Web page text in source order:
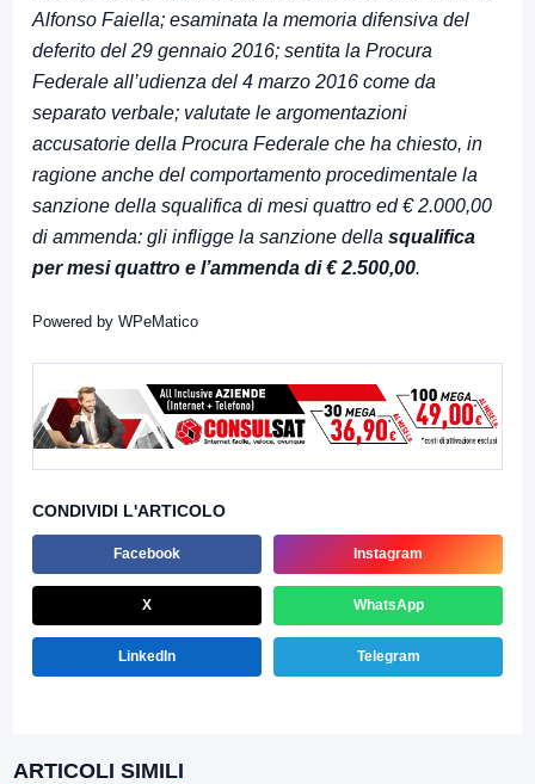
Alfonso Faiella; esaminata la memoria difensiva del
deferito del 29 gennaio 2016; sentita la Procura
Federale all’udienza del 4 marzo 2016 come da
separato verbale; valutate le argomentazioni
accusatorie della Procura Federale che ha chiesto, in
ragione anche del comportamento procedimentale la
sanzione della squalifica di mesi quattro ed € 2.000,00
di ammenda: gli infligge la sanzione della squalifica
per mesi quattro e l’ammenda di € 2.500,00.
Powered by WPeMatico
CONDIVIDI L'ARTICOLO
Facebook Instagram
X WhatsApp
LinkedIn Telegram
ARTICOLI SIMILI